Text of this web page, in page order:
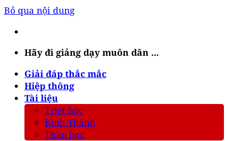
Bỏ qua nội dung
Hãy đi giảng dạy muôn dân ...
Giải đáp thắc mắc
Hiệp thông
Tài liệu
Triết học
Kinh Thánh
Thần học